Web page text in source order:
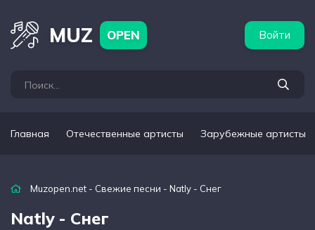
MUZ OPEN Войти
Главная Отечественные артисты Зарубежные артисты
Muzopen.net - Свежие песни - Natly - Снег
Natly - Снег
артисты Популярные подборки